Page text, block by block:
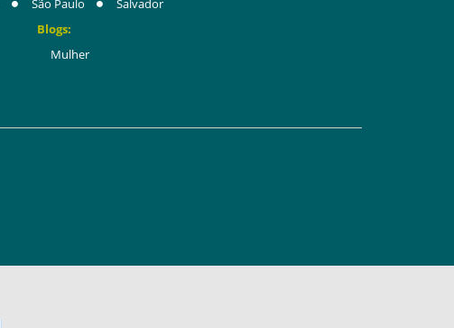
São Paulo
Salvador
Blogs:
Mulher